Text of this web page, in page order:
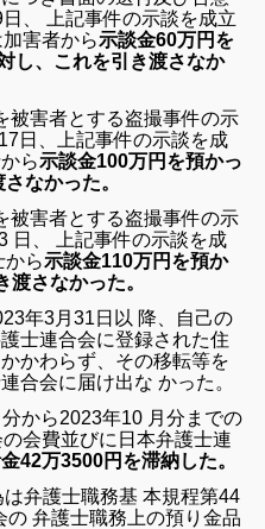
、 上記事件の示談を成立
害者から示談金60万円を
し、これを引き渡さなか
被害者とする盗撮事件の示
日、上記事件の示談を成
ら示談金100万円を預かっ
なかった。
被害者とする盗撮事件の示
日、 上記事件の示談を成
から示談金110万円を預か
さなかった。
年3月31日以 降、自己の
士連合会に登録された住
かわらず、その移転等を
合会に届け出な かった。
から2023年10 月分までの
会費並びに日本弁護士連
42万3500円を滞納した。
弁護士職務基 本規程第44
弁護士職務上の預り金品